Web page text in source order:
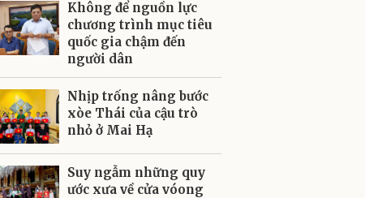
Không để nguồn lực
chương trình mục tiêu
quốc gia chậm đến
người dân
Nhịp trống nâng bước
xòe Thái của cậu trò
nhỏ ở Mai Hạ
Suy ngẫm những quy
ước xưa về cửa vóong